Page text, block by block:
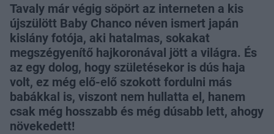
Tavaly már végig söpört az interneten a kis
újszülött Baby Chanco néven ismert japán
kislány fotója, aki hatalmas, sokakat
megszégyenítő hajkoronával jött a világra. És
az egy dolog, hogy születésekor is dús haja
volt, ez még elő-elő szokott fordulni más
babákkal is, viszont nem hullatta el, hanem
csak még hosszabb és még dúsabb lett, ahogy
növekedett!